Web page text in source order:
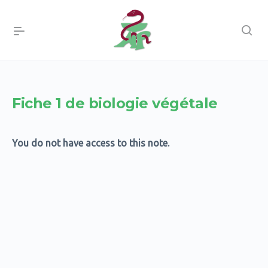
Fiche 1 de biologie végétale
You do not have access to this note.